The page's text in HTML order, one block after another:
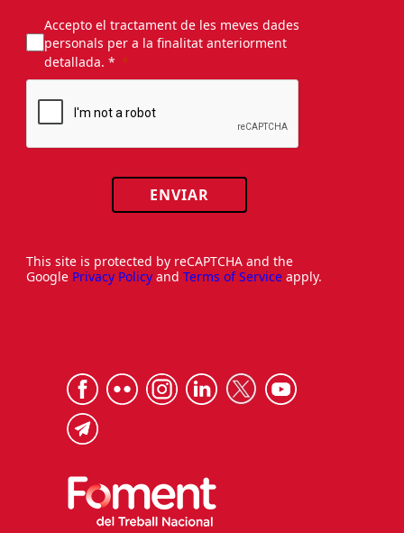
Accepto el tractament de les meves dades
personals per a la finalitat anteriorment
detallada. *
ENVIAR
This site is protected by reCAPTCHA and the
Google Privacy Policy and Terms of Service apply.